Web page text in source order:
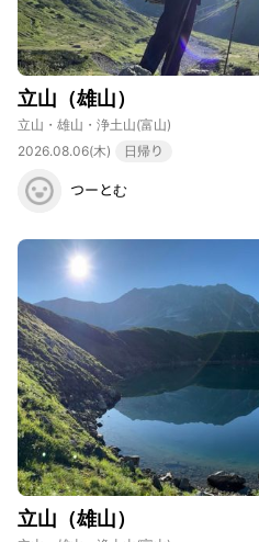
立山（雄山）
立山・雄山・浄土山(富山)
2026.08.06(木)
日帰り
つーとむ
立山（雄山）